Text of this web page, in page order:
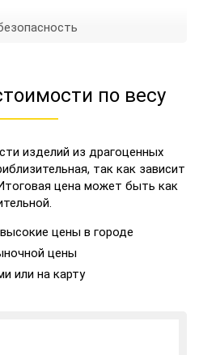
по весу
изделий из драгоценных
так как зависит
цена может быть как
цены в городе
цены
или на карту